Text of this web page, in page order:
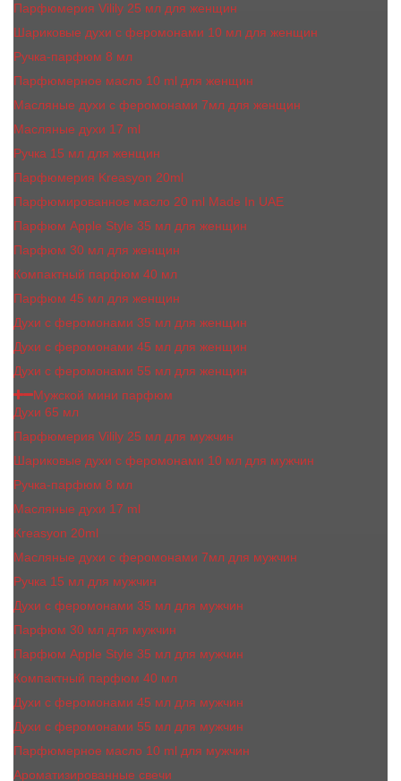
Парфюмерия Vilily 25 мл для женщин
Шариковые духи с феромонами 10 мл для женщин
Ручка-парфюм 8 мл
Парфюмерное масло 10 ml для женщин
Масляные духи c феромонами 7мл для женщин
Масляные духи 17 ml
Ручка 15 мл для женщин
Парфюмерия Kreasyon 20ml
Парфюмированное масло 20 ml Made In UAE
Парфюм Apple Style 35 мл для женщин
Парфюм 30 мл для женщин
Компактный парфюм 40 мл
Парфюм 45 мл для женщин
Духи с феромонами 35 мл для женщин
Духи с феромонами 45 мл для женщин
Духи с феромонами 55 мл для женщин
Мужской мини парфюм
Духи 65 мл
Парфюмерия Vilily 25 мл для мужчин
Шариковые духи с феромонами 10 мл для мужчин
Ручка-парфюм 8 мл
Масляные духи 17 ml
Kreasyon 20ml
Масляные духи c феромонами 7мл для мужчин
Ручка 15 мл для мужчин
Духи с феромонами 35 мл для мужчин
Парфюм 30 мл для мужчин
Парфюм Apple Style 35 мл для мужчин
Компактный парфюм 40 мл
Духи с феромонами 45 мл для мужчин
Духи с феромонами 55 мл для мужчин
Парфюмерное масло 10 ml для мужчин
Ароматизированные свечи